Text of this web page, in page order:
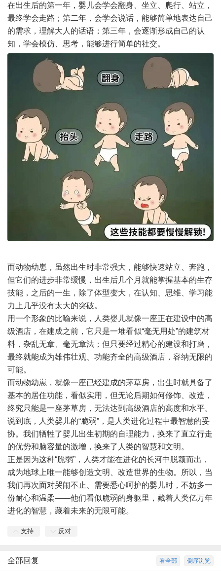
在出生后的第一年，婴儿会学会翻身、坐立、爬行、站立，
最终学会走路；第二年，会学会说话，能够简单地表达自己
的需求，理解大人的话语；第三年，会逐渐形成自己的认
知，学会模仿、思考，能够进行简单的社交。
而动物幼崽，虽然出生时非常强大，能够快速站立、奔跑，
但它们的进步非常缓慢，出生后几个月就能掌握基本的生存
技能，之后的一生，除了体型变大，在认知、思维、学习能
力上几乎没有太大的突破。
用一个形象的比喻来说，人类婴儿就像一座正在建设中的高
级酒店，在建成之前，它只是一堆看似“毫无用处”的建筑材
料，杂乱无章、毫无章法；但只要经过精心的建设和打磨，
最终就能成为雄伟壮观、功能齐全的高级酒店，容纳无限的
可能。
而动物幼崽，就像一座已经建成的茅草房，出生时就具备了
基本的居住功能，看似实用，但无论后期如何修饰、改造，
终究只能是一座茅草房，无法达到高级酒店的高度和水平。
说到底，人类婴儿的“脆弱”，是人类进化过程中最智慧的妥
协。我们牺牲了婴儿出生初期的自理能力，换来了直立行走
的优势和脑容量的激增，换来了人类的智慧和文明。
正是因为这种“脆弱”，人类才能在进化的长河中脱颖而出，
成为地球上唯一能够创造文明、改造世界的生物。所以，当
我们再次面对哭闹不止、需要悉心呵护的婴儿时，不妨多一
份耐心和温柔——他们看似脆弱的身躯里，藏着人类亿万年
进化的智慧，藏着未来的无限可能。
支持 反对
倒序浏览
看全部
全部回复